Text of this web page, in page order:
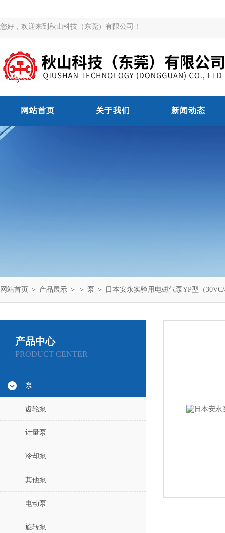
您好，欢迎来到秋山科技（东莞）有限公司！
网站首页 关于我们 新闻动态
网站首页 ＞ 产品展示 ＞ ＞ 泵 ＞ 日本安永实验用电磁气泵YP型（
产品中心
PRODUCT CENTER
泵
齿轮泵
计量泵
冷却泵
其他泵
电动泵
旋转泵